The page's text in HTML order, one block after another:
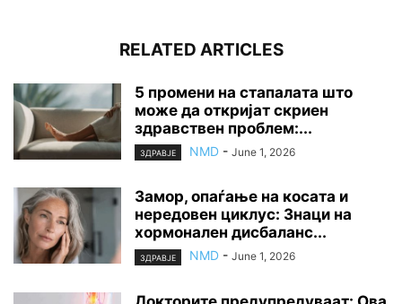
RELATED ARTICLES
5 промени на стапалата што
може да откријат скриен
здравствен проблем:...
ЗДРАВЈЕ NMD - June 1, 2026
Замор, опаѓање на косата и
нередовен циклус: Знаци на
хормонален дисбаланс...
ЗДРАВЈЕ NMD - June 1, 2026